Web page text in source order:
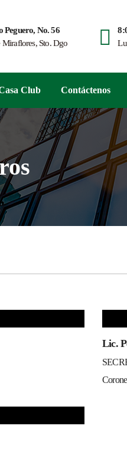
Peguero, No. 56
Miraflores, Sto. Dgo
Club Contáctenos
Lic.